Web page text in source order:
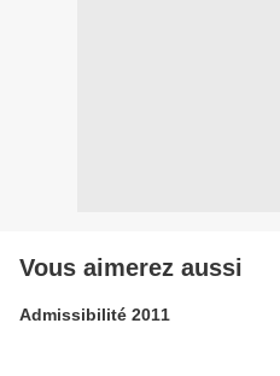
Vous aimerez aussi
Admissibilité 2011